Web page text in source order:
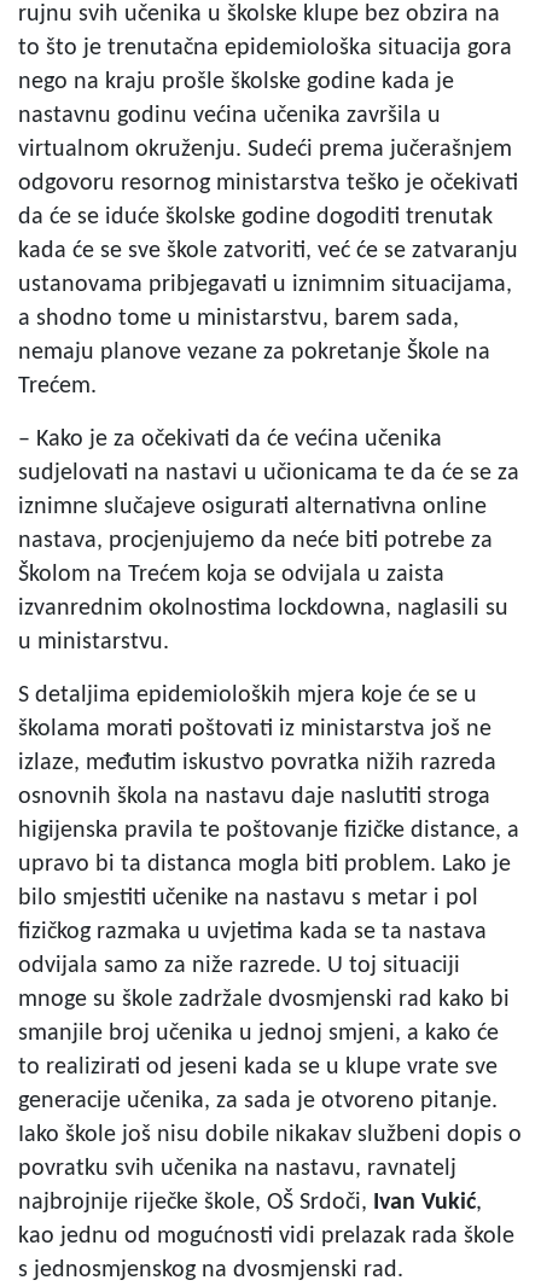
rujnu svih učenika u školske klupe bez obzira na
to što je trenutačna epidemiološka situacija gora
nego na kraju prošle školske godine kada je
nastavnu godinu većina učenika završila u
virtualnom okruženju. Sudeći prema jučerašnjem
odgovoru resornog ministarstva teško je očekivati
da će se iduće školske godine dogoditi trenutak
kada će se sve škole zatvoriti, već će se zatvaranju
ustanovama pribjegavati u iznimnim situacijama,
a shodno tome u ministarstvu, barem sada,
nemaju planove vezane za pokretanje Škole na
Trećem.
– Kako je za očekivati da će većina učenika
sudjelovati na nastavi u učionicama te da će se za
iznimne slučajeve osigurati alternativna online
nastava, procjenjujemo da neće biti potrebe za
Školom na Trećem koja se odvijala u zaista
izvanrednim okolnostima lockdowna, naglasili su
u ministarstvu.
S detaljima epidemioloških mjera koje će se u
školama morati poštovati iz ministarstva još ne
izlaze, međutim iskustvo povratka nižih razreda
osnovnih škola na nastavu daje naslutiti stroga
higijenska pravila te poštovanje fizičke distance, a
upravo bi ta distanca mogla biti problem. Lako je
bilo smjestiti učenike na nastavu s metar i pol
fizičkog razmaka u uvjetima kada se ta nastava
odvijala samo za niže razrede. U toj situaciji
mnoge su škole zadržale dvosmjenski rad kako bi
smanjile broj učenika u jednoj smjeni, a kako će
to realizirati od jeseni kada se u klupe vrate sve
generacije učenika, za sada je otvoreno pitanje.
Iako škole još nisu dobile nikakav službeni dopis o
povratku svih učenika na nastavu, ravnatelj
najbrojnije riječke škole, OŠ Srdoči, Ivan Vukić,
kao jednu od mogućnosti vidi prelazak rada škole
s jednosmjenskog na dvosmjenski rad.